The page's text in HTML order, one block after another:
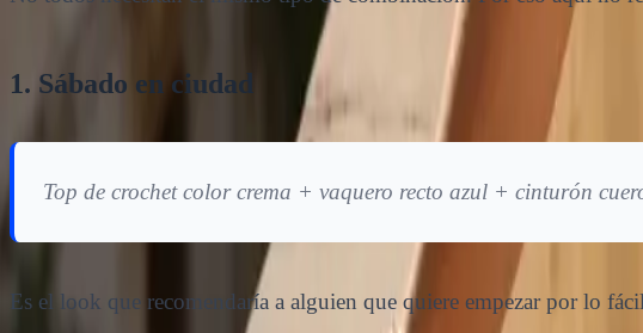
1. Sábado en ciudad
Top de crochet color crema + vaquero recto azul + cinturón
Es el look que recomendaría a alguien que quiere empezar por lo